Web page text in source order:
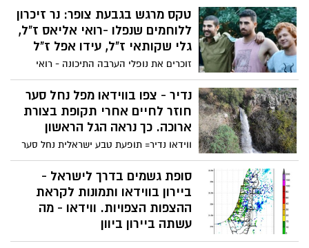
טקס מרגש בגבעת צופר: נר זיכרון
ללוחמים שנפלו -רואי אליאס ז"ל,
גלי שקותאי ז"ל, עידו אפל ז"ל
זוכרים את נופלי הערבה התיכונה - רואי
אליאס ז"ל נפל בעזה בנר ראשון של חנוכה
2023. בחנוכייה גדולה שנבנתה בגבעת צופר -
הודלק נר ראשון של החג- לזכרו ולזכר חבריו
מצופר שנפלו במלחמת 'חרבות ברזל' גלי
שקותאי ז"ל, עידו אפל ז"ל
נדיר - צפו בווידאו מפל נחל סער
חוזר לחיים אחרי תקופת בצורת
ארוכה. כך נראה הגל הראשון
ווידאו נדיר= תופעת טבע ישראלית נחל סער
שהיה יבש בחלקו בשל הבצורת ושאיבת יתר
חזר לחיים. צפו בווידאו מפל נחל סער חוזר
לחיים אחרי תקופת בצורת ארוכה ועושה
לכולנו טוב על הלב.
סופת גשמים בדרך לישראל -
ביירון בווידאו ותמונות לקראת
ההצפות הצפויות. ווידאו - מה
עשתה ביירון ביוון
כאשר השמיים מעל הפכו לגוון דרמטי של